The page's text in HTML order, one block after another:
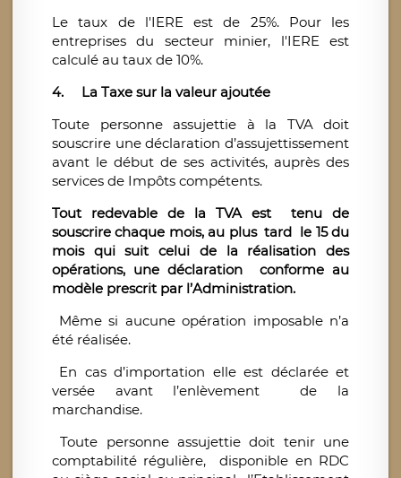
Le taux de l'IERE est de 25%. Pour les
entreprises du secteur minier, l'IERE est
calculé au taux de 10%.
4. La Taxe sur la valeur ajoutée
Toute personne assujettie à la TVA doit
souscrire une déclaration d’assujettissement
avant le début de ses activités, auprès des
services de Impôts compétents.
Tout redevable de la TVA est tenu de
souscrire chaque mois, au plus tard le 15 du
mois qui suit celui de la réalisation des
opérations, une déclaration conforme au
modèle prescrit par l’Administration.
Même si aucune opération imposable n’a
été réalisée.
En cas d’importation elle est déclarée et
versée avant l’enlèvement de la
marchandise.
Toute personne assujettie doit tenir une
comptabilité régulière, disponible en RDC